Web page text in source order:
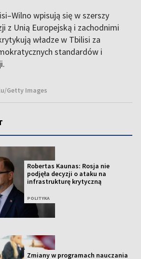
wpisują się w szerszy
z Unią Europejską i zachodnimi
władze w Tbilisi za
standardów i
Getty Images
Robertas Kaunas: Rosja nie
podjęła decyzji o ataku na
infrastrukturę krytyczną
POLITYKA
Zmiany w programach nauczania